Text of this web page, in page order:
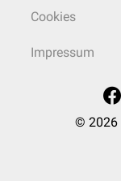
Cookies
Impressum
© 2026